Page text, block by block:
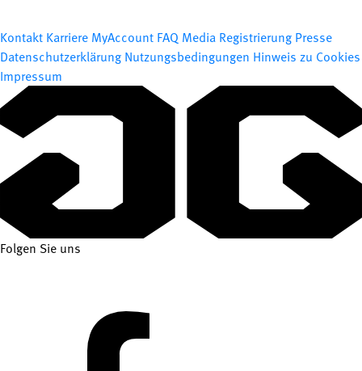
Kontakt Karriere MyAccount FAQ Media Registrierung Presse
Datenschutzerklärung Nutzungsbedingungen Hinweis zu Cookies
Impressum
Folgen Sie uns